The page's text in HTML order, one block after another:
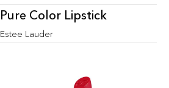
Pure Color Lipstick
Estee Lauder